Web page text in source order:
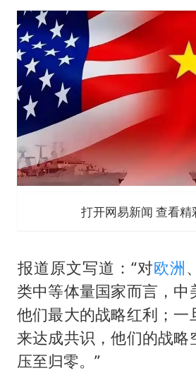
中国稀土
打开网易新闻 查看精
​​报道原文写道：“对欧洲
类中等体量国家而言，中
他们最大的战略红利；一
来达成共识，他们的战略
压至归零。”